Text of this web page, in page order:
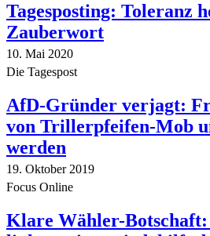
Tagesposting: Toleranz
Zauberwort
10. Mai 2020
Die Tagespost
AfD-Gründer verjagt:
von Trillerpfeifen-Mob
werden
19. Oktober 2019
Focus Online
Klare Wähler-Botschaft: